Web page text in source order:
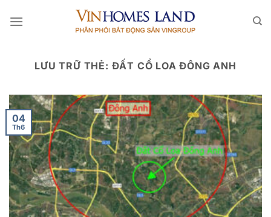
qua
LƯU TRỮ THẺ: ĐẤT CỔ LOA ĐÔNG ANH
04
Th6